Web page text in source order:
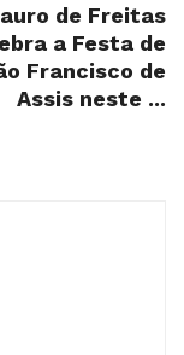
de Freitas
a Festa de
Francisco de
Assis neste ...